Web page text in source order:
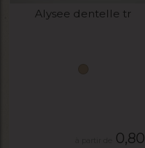
Alysee dentelle tr
0,80